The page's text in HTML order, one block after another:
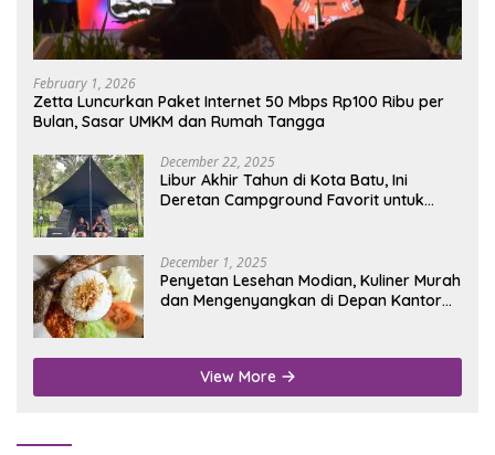
February 1, 2026
Zetta Luncurkan Paket Internet 50 Mbps Rp100 Ribu per
Bulan, Sasar UMKM dan Rumah Tangga
December 22, 2025
Libur Akhir Tahun di Kota Batu, Ini
Deretan Campground Favorit untuk
December 1, 2025
Penyetan Lesehan Modian, Kuliner Murah
dan Mengenyangkan di Depan Kantor
View More